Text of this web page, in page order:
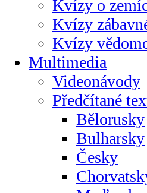
Kvízy o
Kvízy
Kvízy
Multimedia
Videonávody
Předčítané
Bělorusky
Bulharsky
Česky